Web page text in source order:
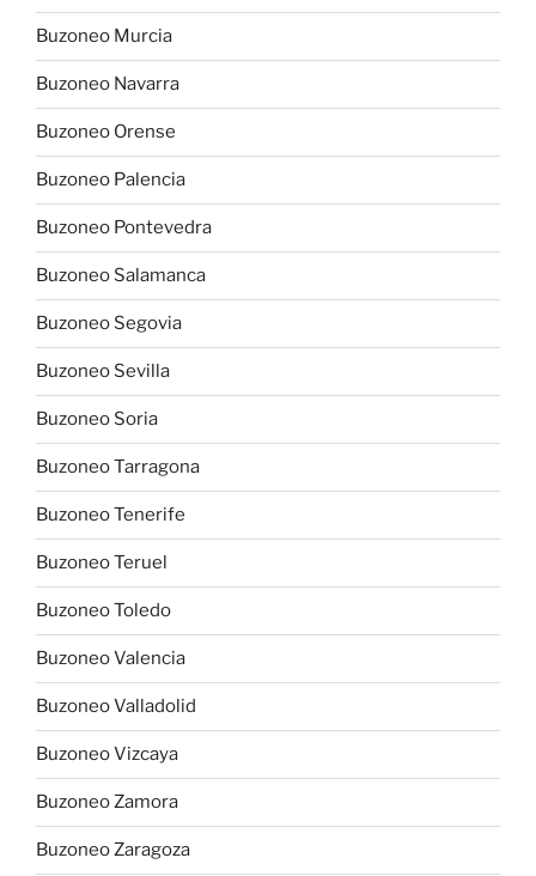
Buzoneo Murcia
Buzoneo Navarra
Buzoneo Orense
Buzoneo Palencia
Buzoneo Pontevedra
Buzoneo Salamanca
Buzoneo Segovia
Buzoneo Sevilla
Buzoneo Soria
Buzoneo Tarragona
Buzoneo Tenerife
Buzoneo Teruel
Buzoneo Toledo
Buzoneo Valencia
Buzoneo Valladolid
Buzoneo Vizcaya
Buzoneo Zamora
Buzoneo Zaragoza